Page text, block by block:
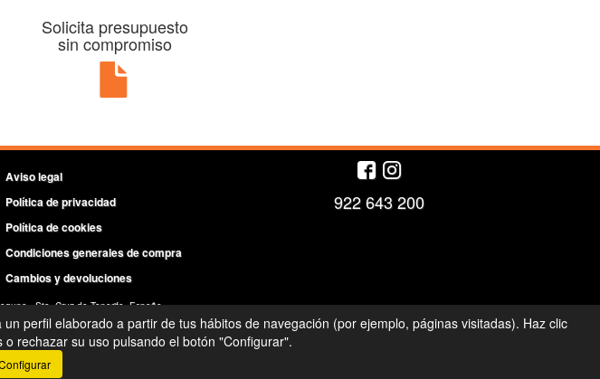
Solicita presupuesto
sin compromiso
Aviso legal
Política de privacidad
Política de cookies
Condiciones generales de compra
Cambios y devoluciones
922 643 200
- Sta. Cruz de Tenerife- España
online de recambios de Gira
perfil elaborado a partir de tus hábitos de navegación (por ejemplo, páginas visitadas). Haz clic
rechazar su uso pulsando el botón "Configurar".